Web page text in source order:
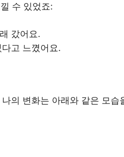
수 있었죠:
갔어요.
고 느꼈어요.
의 변화는 아래와 같은 모습